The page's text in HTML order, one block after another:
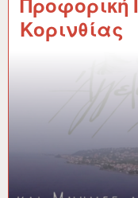
Προφορική
Κορινθίας